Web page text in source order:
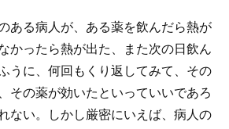
ある病人が、ある薬を飲んだら熱が
かったら熱が出た、また次の日飲ん
うに、何回もくり返してみて、その
その薬が効いたといっていいであろ
ない。しかし厳密にいえば、病人の